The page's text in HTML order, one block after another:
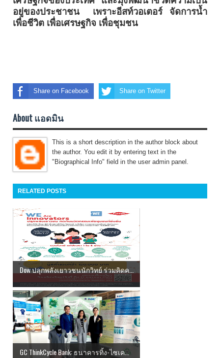
อยู่ของประชาชน เพราะอีสท์วอเตอร์ จัดการน้ำ
เพื่อชีวิต เพื่อเศรษฐกิจ เพื่อชุมชน
Share on Facebook Share on Twitter
About แอดมิน
This is a short description in the author block about
the author. You edit it by entering text in the
"Biographical Info" field in the user admin panel.
RELATED POSTS
Dow ปลุกพลังเยาวชนนักวิทย์ ร่วมคิดค...
GC ThinkCycle Bank: ธนาคารทิ้ง-ไซเค...